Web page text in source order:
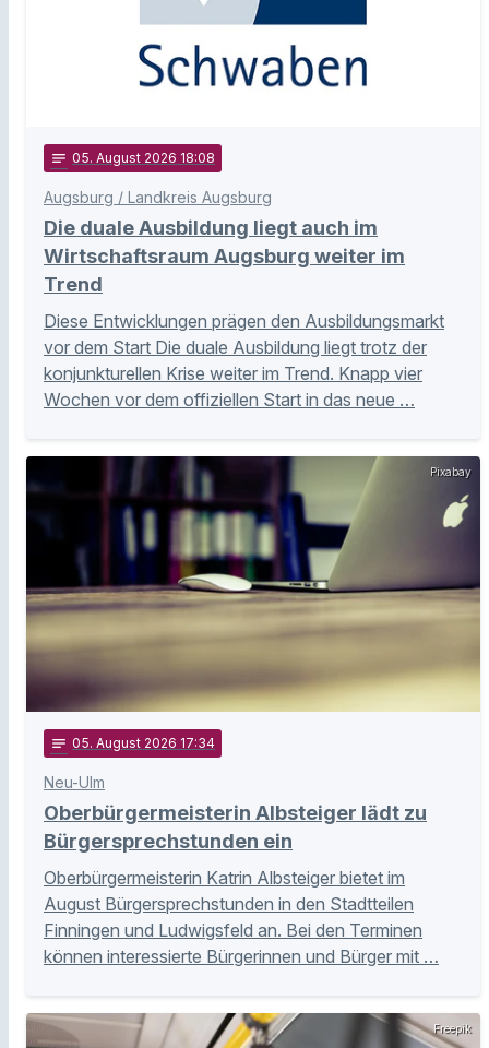
notes 05. August 2026 18:08
Augsburg / Landkreis Augsburg
Die duale Ausbildung liegt auch im
Wirtschaftsraum Augsburg weiter im
Trend
Diese Entwicklungen prägen den Ausbildungsmarkt
vor dem Start Die duale Ausbildung liegt trotz der
konjunkturellen Krise weiter im Trend. Knapp vier
Wochen vor dem offiziellen Start in das neue …
Pixabay
notes 05. August 2026 17:34
Neu-Ulm
Oberbürgermeisterin Albsteiger lädt zu
Bürgersprechstunden ein
Oberbürgermeisterin Katrin Albsteiger bietet im
August Bürgersprechstunden in den Stadtteilen
Finningen und Ludwigsfeld an. Bei den Terminen
können interessierte Bürgerinnen und Bürger mit …
Freepik